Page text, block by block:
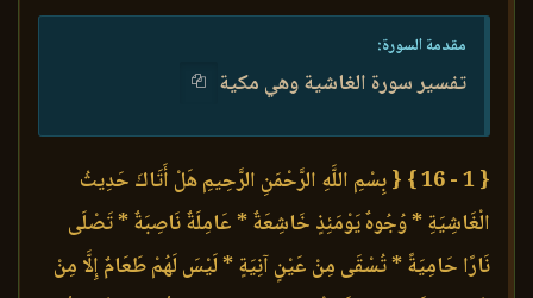
مقدمة السورة:
تفسير سورة الغاشية وهي مكية
{ 1 - 16 }
{ بِسْمِ اللَّهِ الرَّحْمَنِ الرَّحِيمِ هَلْ أَتَاكَ حَدِيثُ
الْغَاشِيَةِ * وُجُوهٌ يَوْمَئِذٍ خَاشِعَةٌ * عَامِلَةٌ نَاصِبَةٌ * تَصْلَى
نَارًا حَامِيَةً * تُسْقَى مِنْ عَيْنٍ آنِيَةٍ * لَيْسَ لَهُمْ طَعَامٌ إِلَّا مِنْ